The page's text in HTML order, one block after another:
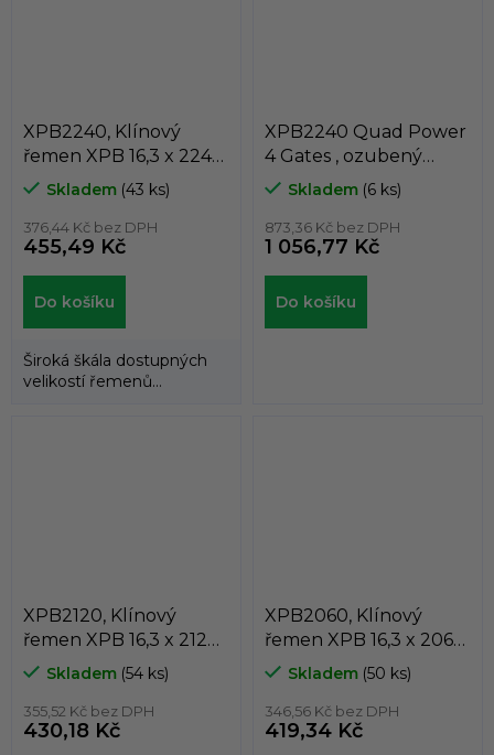
XPB2240, Klínový
řemen XPB 16,3 x 2240
Lw, 2262 La, Dunlop
White Flash
Skladem (43 ks)
376,44 Kč bez DPH
455,49 Kč
Do košíku
Široká škála dostupných
velikostí řemenů
XPB2240 Quad Power
4 Gates , ozubený
klínový řemen XPB 16,3
Skladem (6 ks)
873,36 Kč bez DPH
1 056,77 Kč
Do košíku
XPB2120, Klínový
řemen XPB 16,3 x 2120
Lw, 2142 La, Dunlop
White Flash
Skladem (54 ks)
355,52 Kč bez DPH
430,18 Kč
XPB2060, Klínový
řemen XPB 16,3 x 2060
Lw, 2082 La, Dunlop
White Flash
Skladem (50 ks)
346,56 Kč bez DPH
419,34 Kč